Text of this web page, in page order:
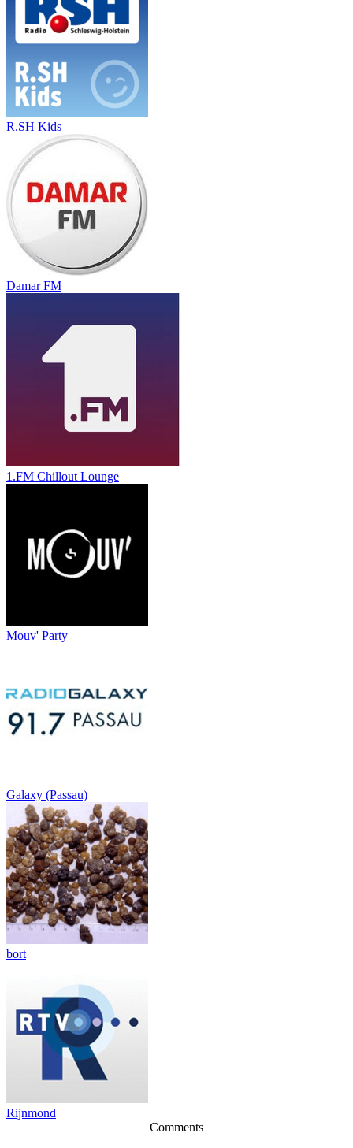
R.SH Kids
Damar FM
1.FM Chillout Lounge
Mouv' Party
Galaxy (Passau)
bort
Rijnmond
Comments